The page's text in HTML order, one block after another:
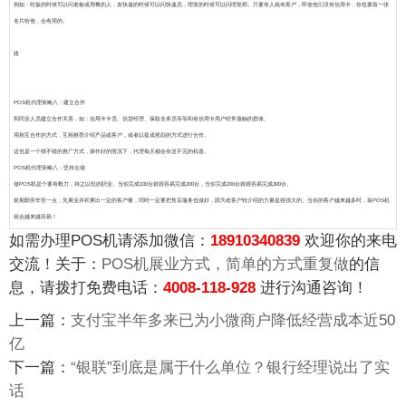
例如：吃饭的时候可以问老板或用餐的人，发快递的时候可以问快递员，理发的时候可以问理发师。只要有人就有客户，即使他们没有信用卡，你也要留一张
名片给他，会有用的。
路
POS机代理策略八：建立合作
和同业人员建立合作关系，如：信用卡卡员、信贷经理、保险业务员等等和有信用卡用户经常接触的群体。
用相互合作的方式，互相推荐介绍产品或客户，或者以提成奖励的方式进行合作。
这也是一个很不错的推广方式，操作好的情况下，代理每天都会有送不完的机器。
POS机代理策略八：坚持去做
做POS机是个要有毅力，持之以恒的职业。当你完成100台就很容易完成200台，当你完成200台就很容易完成300台。
前期勤劳辛苦一点，先展业并积累出一定的客户量，同时一定要把售后服务也做好，因为老客户转介绍的力量是很强大的。当你的客户越来越多时，装POS机
就会越来越容易！
如需办理POS机请添加微信： 18910340839 欢迎你的来电
交流！关于： POS机展业方式，简单的方式重复做的信
息，请拨打免费电话： 4008-118-928 进行沟通咨询！
上一篇： 支付宝半年多来已为小微商户降低经营成本近50
亿
下一篇： “银联”到底是属于什么单位？银行经理说出了实
话